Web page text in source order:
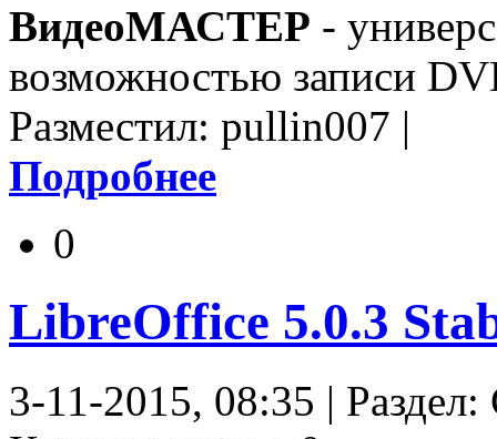
ВидеоМАСТЕР -
возможностью записи
Разместил: pullin007 |
Подробнее
0
LibreOffice 5.0.3
3-11-2015, 08:35 |